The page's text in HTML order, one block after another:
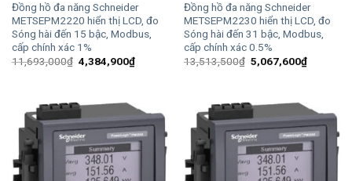
Đồng hồ đa năng Schneider
METSEPM2220 hiển thị LCD, đo
Sóng hài đến 15 bậc, Modbus,
cấp chính xác 1%
11,693,000₫ Giá
gốc
4,384,900₫Giá
hiện
Đồng hồ đa năng Schneider
METSEPM2230 hiển thị LCD, đo
Sóng hài đến 31 bậc, Modbus,
cấp chính xác 0.5%
13,513,500₫ Giá
gốc
5,067,600₫Giá
hiện